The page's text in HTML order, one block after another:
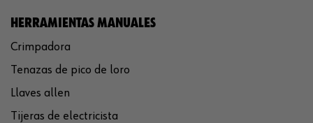
HERRAMIENTAS MANUALES
Crimpadora
Tenazas de pico de loro
Llaves allen
Tijeras de electricista